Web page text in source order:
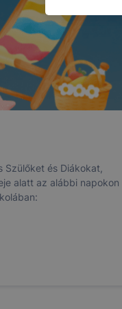
Szülőket és Diákokat,
alatt az alábbi napokon
honlap
hogyan
cookie-
a cookie-
lesznek
tervezettől